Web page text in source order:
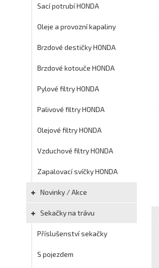
Sací potrubí HONDA
Oleje a provozní kapaliny
Brzdové destičky HONDA
Brzdové kotouče HONDA
Pylové filtry HONDA
Palivové filtry HONDA
Olejové filtry HONDA
Vzduchové filtry HONDA
Zapalovací svíčky HONDA
Novinky / Akce
Sekačky na trávu
Příslušenství sekačky
S pojezdem